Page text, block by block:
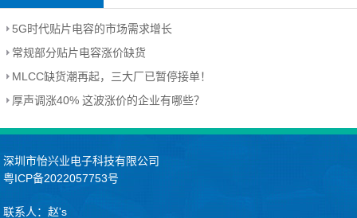
5G时代贴片电容的市场需求增长
常规部分贴片电容涨价缺货
MLCC缺货潮再起，三大厂已暂停接单！
厚声调涨40% 这波涨价的企业有哪些？
深圳市怡兴业电子科技有限公司
粤ICP备2022057753号
联系人：赵's